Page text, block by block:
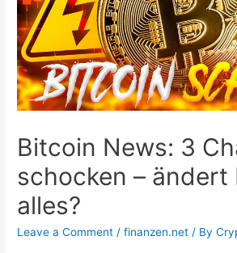
Bitcoin News: 3
schocken – ändert
alles?
Leave a Comment /finanzen.net / By